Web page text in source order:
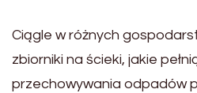
Ciągle w różnych
zbiorniki na ścieki, jakie
przechowywania odpadów